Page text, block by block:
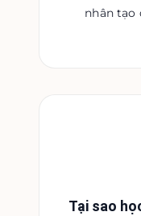
nhân tạo
Tại sao